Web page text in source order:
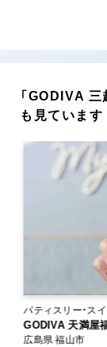
「GODIVA
も見ています
パティスリー・ス
GODIVA 天満屋
広島県 福山市